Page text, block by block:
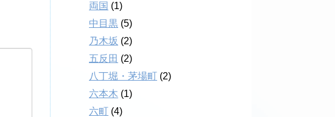
両国 (1)
中目黒 (5)
乃木坂 (2)
五反田 (2)
八丁堀・茅場町 (2)
六本木 (1)
六町 (4)